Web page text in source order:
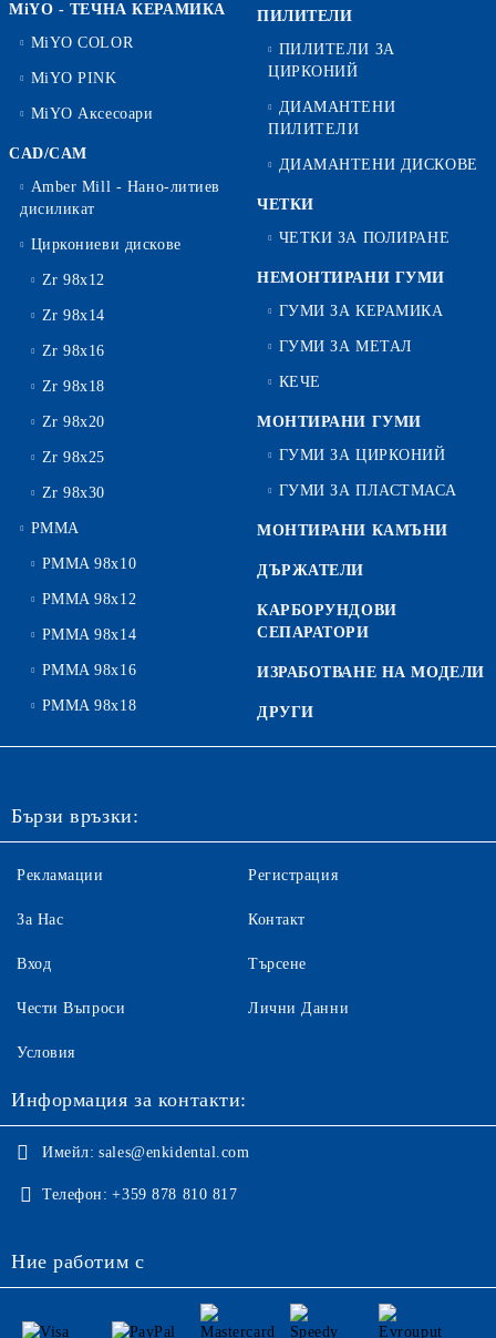
MiYO - ТЕЧНА КЕРАМИКА
MiYO COLOR
MiYO PINK
MiYO Аксесоари
CAD/CAM
Amber Mill - Нано-литиев
дисиликат
Циркониеви дискове
Zr 98x12
Zr 98x14
Zr 98x16
Zr 98x18
Zr 98x20
Zr 98x25
Zr 98x30
PMMA
PMMA 98x10
PMMA 98x12
PMMA 98x14
PMMA 98x16
PMMA 98x18
ПИЛИТЕЛИ
ПИЛИТЕЛИ ЗА
ЦИРКОНИЙ
ДИАМАНТЕНИ
ПИЛИТЕЛИ
ДИАМАНТЕНИ ДИСКОВЕ
ЧЕТКИ
ЧЕТКИ ЗА ПОЛИРАНЕ
НЕМОНТИРАНИ ГУМИ
ГУМИ ЗА КЕРАМИКА
ГУМИ ЗА МЕТАЛ
КЕЧЕ
МОНТИРАНИ ГУМИ
ГУМИ ЗА ЦИРКОНИЙ
ГУМИ ЗА ПЛАСТМАСА
МОНТИРАНИ КАМЪНИ
ДЪРЖАТЕЛИ
КАРБОРУНДОВИ
СЕПАРАТОРИ
ИЗРАБОТВАНЕ НА МОДЕЛИ
ДРУГИ
Бързи връзки:
Рекламации
За Нас
Вход
Чести Въпроси
Регистрация
Контакт
Търсене
Лични Данни
Условия
Информация за контакти:
Имейл: sales@enkidental.com
Телефон: +359 878 810 817
Ние работим с